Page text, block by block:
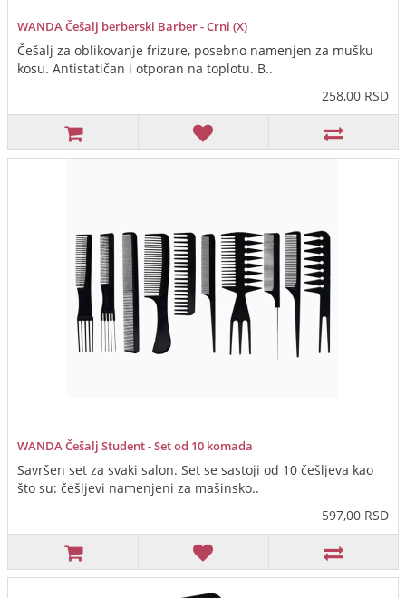
WANDA Češalj berberski Barber - Crni (X)
Češalj za oblikovanje frizure, posebno namenjen za mušku
kosu. Antistatičan i otporan na toplotu. B..
258,00 RSD
WANDA Češalj Student - Set od 10 komada
Savršen set za svaki salon. Set se sastoji od 10 češljeva kao
što su: češljevi namenjeni za mašinsko..
597,00 RSD